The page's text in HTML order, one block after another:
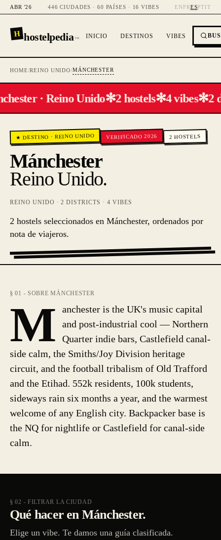
ABR '26 446 CIUDADES · 60 PAÍSES · 16 VIBES EN FRESPTIT
H hostelpedia™ INICIO DESTINOS VIBES
HOME/REINO UNIDO/MÁNCHESTER
· Reino Unido✻2 hostels✻4 vibes✻2
★ DESTINO ·REINO UNIDO VERIFICADO 2026 2 HOSTELS
Mánchester
Reino Unido.
REINO UNIDO ·2 DISTRICTS · 4 VIBES
2 hostels seleccionados en Mánchester, ordenados por
nota de viajeros.
§ 01 - SOBRE MÁNCHESTER
M
anchester is the UK's music capital
and post-industrial cool — Northern
Quarter indie bars, Castlefield canal-
side calm, the Smiths/Joy Division heritage
circuit, and the football tribalism of Old Trafford
and the Etihad. 552k residents, 100k students,
sideways rain six months a year, and the warmest
welcome of any English city. Backpacker base is
the NQ for nightlife or Castlefield for canal-side
calm.
§ 02 - FILTRAR LA CIUDAD
Qué hacer en Mánchester.
Elige un vibe. Te damos una guía clasificada.